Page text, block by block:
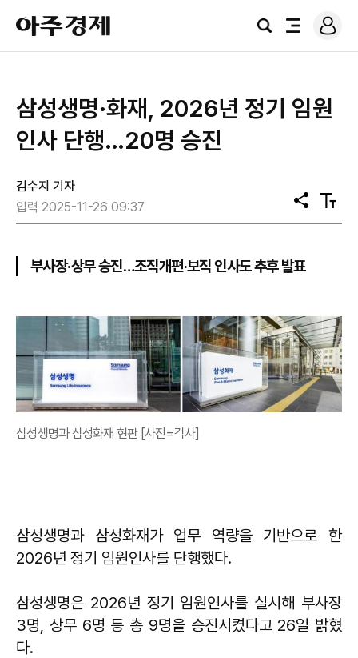
아
주
경
검
전
로
그
삼성생명·화재, 2026년 정기 임원
인사 단행…20명 승진
김수지 기자
입력 2025-11-26 09:37
공
유
텍
스
부사장·상무 승진…조직개편·보직 인사도 추후 발표
삼성생명과 삼성화재 현판 [사진=각사]
삼성생명과 삼성화재가 업무 역량을 기반으로 한
2026년 정기 임원인사를 단행했다.
삼성생명은 2026년 정기 임원인사를 실시해 부사장
3명, 상무 6명 등 총 9명을 승진시켰다고 26일 밝혔
다.